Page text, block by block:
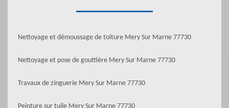
Nettoyage et démoussage de toiture Mery Sur Marne 77730
Nettoyage et pose de gouttière Mery Sur Marne 77730
Travaux de zinguerie Mery Sur Marne 77730
Peinture sur tuile Mery Sur Marne 77730